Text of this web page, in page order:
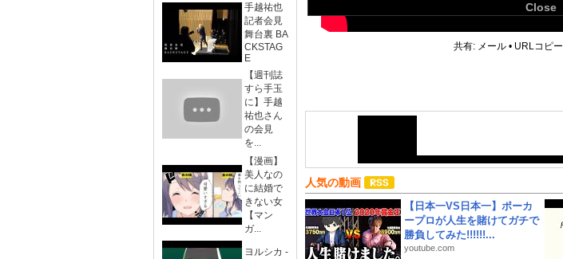
手越祐也
記者会見
舞台裏 BA
CKSTAG
E
【週刊誌
すら手玉
に】手越
祐也さん
の会見
を...
【漫画】
美人なの
に結婚で
きない女
【マン
ガ...
ヨルシカ -
Close
共有: メール • URLコピー
人気の動画
【日本一VS日本一】ポーカ
ープロが人生を賭けてガチで
勝負してみた!!!!!!...
youtube.com